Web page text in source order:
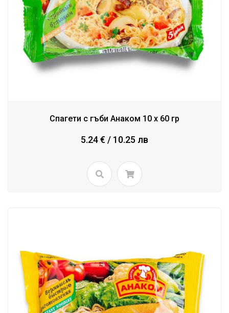
Спагети с гъби Анаком 10 x 60 гр
5.24 € / 10.25 лв